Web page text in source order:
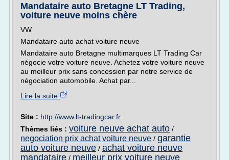
Mandataire auto Bretagne LT Trading,
voiture neuve moins chère
VW
Mandataire auto achat voiture neuve
Mandataire auto Bretagne multimarques LT Trading Car
négocie votre voiture neuve. Achetez votre voiture neuve
au meilleur prix sans concession par notre service de
négociation automobile. Achat par...
Lire la suite
Site : http://www.lt-tradingcar.fr
Thèmes liés : voiture neuve achat auto /
negociation prix achat voiture neuve / garantie
auto voiture neuve / achat voiture neuve
mandataire / meilleur prix voiture neuve